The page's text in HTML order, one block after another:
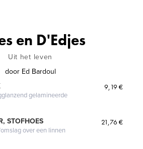
en D'Edjes
Uit het leven
door Ed Bardoul
gelamineerde
9,19 €
STOFHOES
over een linnen
21,76 €